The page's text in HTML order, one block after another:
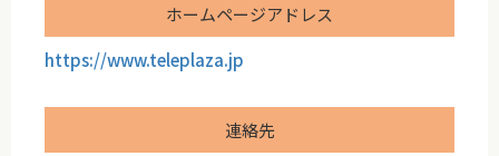
ホームページアドレス
https://www.teleplaza.jp
連絡先